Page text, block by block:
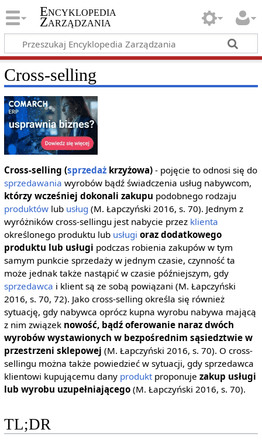
Encyklopedia
Zarządzania
Cross-selling
Cross-selling (sprzedażkrzyżowa)- pojęcie to odnosi się do
sprzedawania wyrobów bądź świadczenia usług nabywcom,
którzy wcześniej dokonali zakupu podobnego rodzaju
produktówlub usług (M. Łapczyński 2016, s. 70). Jednym z
wyróżników cross-sellingu jest nabycie przez klienta
określonego produktu lub usługi oraz dodatkowego
produktu lub usługi podczas robienia zakupów w tym
samym punkcie sprzedaży w jednym czasie, czynność ta
może jednak także nastąpić w czasie późniejszym, gdy
sprzedawca i klient są ze sobą powiązani (M. Łapczyński
2016, s. 70, 72). Jako cross-selling określa się również
sytuację, gdy nabywca oprócz kupna wyrobu nabywa mającą
z nim związek nowość, bądź oferowanie naraz dwóch
wyrobów wystawionych w bezpośrednim sąsiedztwie w
przestrzeni sklepowej (M. Łapczyński 2016, s. 70). O cross-
sellingu można także powiedzieć w sytuacji, gdy sprzedawca
klientowi kupującemu dany produktproponuje zakup usługi
lub wyrobu uzupełniającego(M. Łapczyński 2016, s. 70).
TL;DR